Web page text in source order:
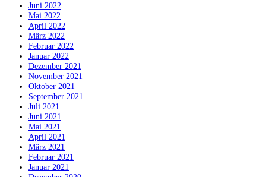
Juni 2022
Mai 2022
April 2022
März 2022
Februar 2022
Januar 2022
Dezember 2021
November 2021
Oktober 2021
September 2021
Juli 2021
Juni 2021
Mai 2021
April 2021
März 2021
Februar 2021
Januar 2021